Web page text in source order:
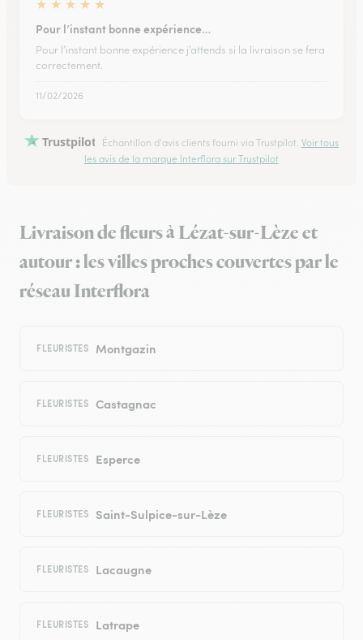
★ ★ ★ ★ ★
Pour l’instant bonne expérience…
Pour l’instant bonne expérience j’attends si la livraison se fera
correctement.
11/02/2026
Trustpilot Échantillon d'avis clients fourni via Trustpilot. Voir tous
les avis de la marque Interflora sur Trustpilot
Livraison de fleurs à Lézat-sur-Lèze et
autour : les villes proches couvertes par le
réseau Interflora
FLEURISTES Montgazin
FLEURISTES Castagnac
FLEURISTES Esperce
FLEURISTES Saint-Sulpice-sur-Lèze
FLEURISTES Lacaugne
FLEURISTES Latrape